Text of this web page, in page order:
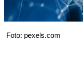
Foto: pexels.com